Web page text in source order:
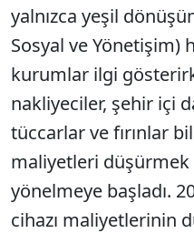
yalnızca yeşil
Sosyal ve Yönetişim)
kurumlar ilgi
nakliyeciler, şehir içi
tüccarlar ve fırınlar
maliyetleri düşürmek
yönelmeye başladı.
cihazı maliyetlerinin